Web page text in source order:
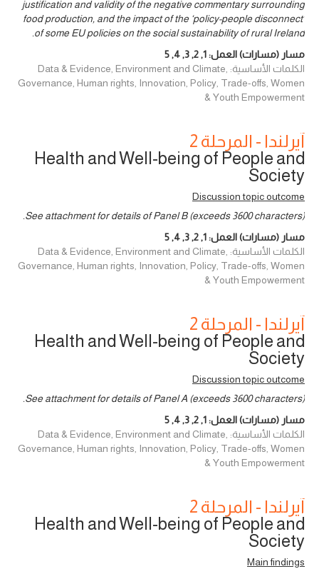
justification and validity of the negative commentary surrounding
food production, and the impact of the ‘policy-people disconnect’
of some EU policies on the social sustainability of rural Ireland.
مسار (مسارات) العمل:1
,
2
,
3
,
4
,
5
الكلمات الأساسية: Data & Evidence, Environment and Climate,
Governance, Human rights, Innovation, Policy, Trade-offs, Women
& Youth Empowerment
آيرلندا - المرحلة 2
Health and Well-being of People and
Society
Discussion topic outcome
See attachment for details of Panel B (exceeds 3600 characters).
مسار (مسارات) العمل:1
,
2
,
3
,
4
,
5
الكلمات الأساسية: Data & Evidence, Environment and Climate,
Governance, Human rights, Innovation, Policy, Trade-offs, Women
& Youth Empowerment
آيرلندا - المرحلة 2
Health and Well-being of People and
Society
Discussion topic outcome
See attachment for details of Panel A (exceeds 3600 characters).
مسار (مسارات) العمل:1
,
2
,
3
,
4
,
5
الكلمات الأساسية: Data & Evidence, Environment and Climate,
Governance, Human rights, Innovation, Policy, Trade-offs, Women
& Youth Empowerment
آيرلندا - المرحلة 2
Health and Well-being of People and
Society
Main findings